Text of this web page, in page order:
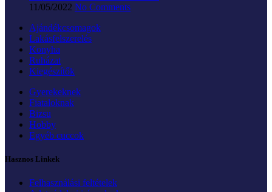
11/05/2022 No Comments
Ajándékcsomagok
Lakásfelszerelés
Konyha
Ruházat
Kiegészítők
Gyerekeknek
Fiataloknak
Bizsu
Hobby
Egyéb cuccok
Hasznos Linkek
Felhasználási feltételek